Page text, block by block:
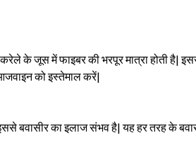
के जूस में फाइबर की भरपूर मात्रा होती है|
को इस्तेमाल करें|
बवासीर का इलाज संभव है| यह हर तरह के